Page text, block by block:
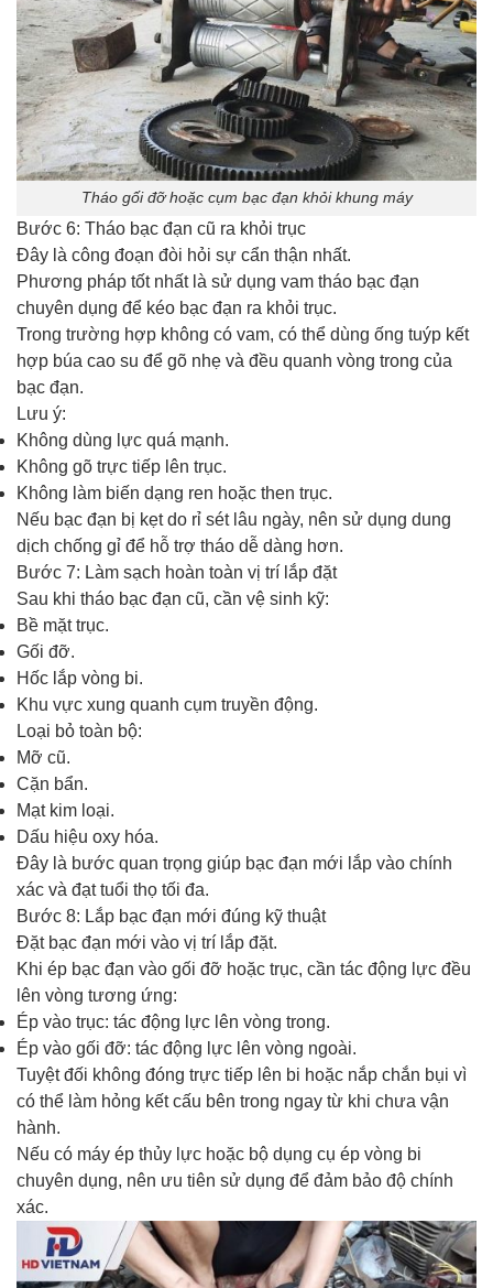
Tháo gối đỡ hoặc cụm bạc đạn khỏi khung máy
Bước 6: Tháo bạc đạn cũ ra khỏi trục
Đây là công đoạn đòi hỏi sự cẩn thận nhất.
Phương pháp tốt nhất là sử dụng vam tháo bạc đạn
chuyên dụng để kéo bạc đạn ra khỏi trục.
Trong trường hợp không có vam, có thể dùng ống tuýp kết
hợp búa cao su để gõ nhẹ và đều quanh vòng trong của
bạc đạn.
Lưu ý:
Không dùng lực quá mạnh.
Không gõ trực tiếp lên trục.
Không làm biến dạng ren hoặc then trục.
Nếu bạc đạn bị kẹt do rỉ sét lâu ngày, nên sử dụng dung
dịch chống gỉ để hỗ trợ tháo dễ dàng hơn.
Bước 7: Làm sạch hoàn toàn vị trí lắp đặt
Sau khi tháo bạc đạn cũ, cần vệ sinh kỹ:
Bề mặt trục.
Gối đỡ.
Hốc lắp vòng bi.
Khu vực xung quanh cụm truyền động.
Loại bỏ toàn bộ:
Mỡ cũ.
Cặn bẩn.
Mạt kim loại.
Dấu hiệu oxy hóa.
Đây là bước quan trọng giúp bạc đạn mới lắp vào chính
xác và đạt tuổi thọ tối đa.
Bước 8: Lắp bạc đạn mới đúng kỹ thuật
Đặt bạc đạn mới vào vị trí lắp đặt.
Khi ép bạc đạn vào gối đỡ hoặc trục, cần tác động lực đều
lên vòng tương ứng:
Ép vào trục: tác động lực lên vòng trong.
Ép vào gối đỡ: tác động lực lên vòng ngoài.
Tuyệt đối không đóng trực tiếp lên bi hoặc nắp chắn bụi vì
có thể làm hỏng kết cấu bên trong ngay từ khi chưa vận
hành.
Nếu có máy ép thủy lực hoặc bộ dụng cụ ép vòng bi
chuyên dụng, nên ưu tiên sử dụng để đảm bảo độ chính
xác.